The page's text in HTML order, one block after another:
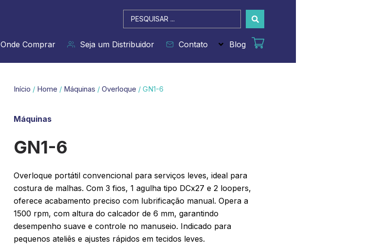
Pesquisar
...
Onde Comprar Seja um Distribuidor Contato Blog
Início / Home / Máquinas / Overloque / GN1-6
Máquinas
GN1-6
Overloque portátil convencional para serviços leves, ideal para
costura de malhas. Com 3 fios, 1 agulha tipo DCx27 e 2 loopers,
oferece acabamento preciso com lubrificação manual. Opera a
1500 rpm, com altura do calcador de 6 mm, garantindo
desempenho suave e controle no manuseio. Indicado para
pequenos ateliês e ajustes rápidos em tecidos leves.